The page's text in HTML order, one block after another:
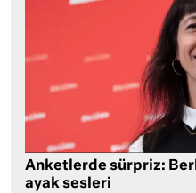
Anketlerde sürpriz:
ayak sesleri